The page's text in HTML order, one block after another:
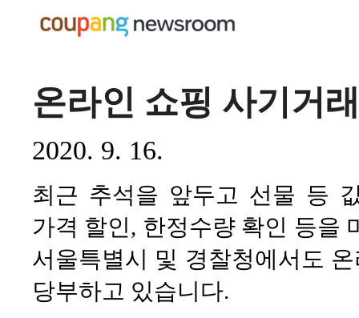
온라인 쇼핑 사기거
2020. 9. 16.
최근 추석을 앞두고 선물 등
가격 할인, 한정수량 확인 등을
서울특별시 및 경찰청에서도
당부하고 있습니다.